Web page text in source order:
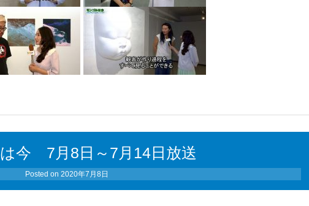
今 7月8日～7月14日放送
Posted on 2020年7月8日